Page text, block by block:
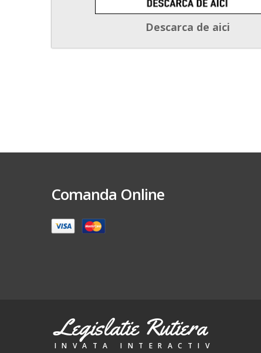
Descarca de aici
Comanda Online
Legislatie Rutiera
INVATA INTERACTIV